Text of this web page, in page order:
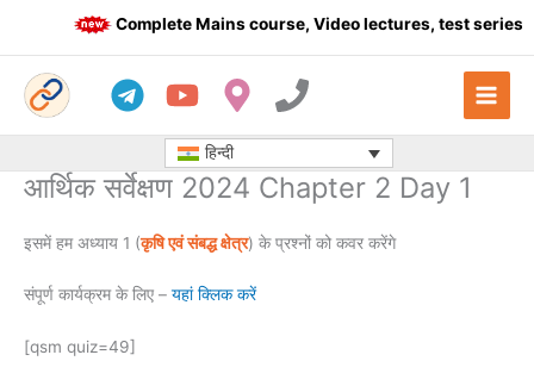
Complete Mains course, Video lectures, test series
हिन्दी
आर्थिक सर्वेक्षण 2024 Chapter 2 Day 1
इसमें हम अध्याय 1 (कृषि एवं संबद्ध क्षेत्र) के प्रश्नों को कवर करेंगे
संपूर्ण कार्यक्रम के लिए – यहां क्लिक करें
[qsm quiz=49]